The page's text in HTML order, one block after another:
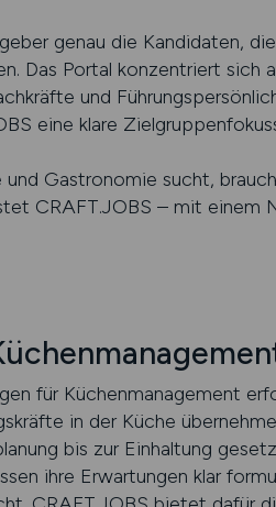
genau die Kandidaten,
Das Portal konzentriert sich
und
eine klare
und Gastronomie sucht,
CRAFT.JOBS – mit
für Küchenmanagement
in der Küche
bis zur Einhaltung
ihre Erwartungen klar